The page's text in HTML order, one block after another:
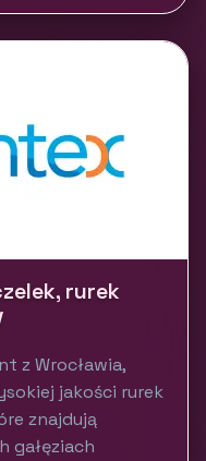
rurek
z Wrocławia,
jakości rurek
znajdują
gałęziach